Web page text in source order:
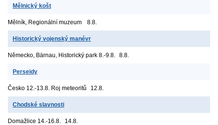
Mělnický košt
Mělník, Regionální muzeum 8.8.
Historický vojenský manévr
Německo, Bärnau, Historický park 8.-9.8. 8.8.
Perseidy
Česko 12.-13.8. Roj meteoritů 12.8.
Chodské slavnosti
Domažlice 14.-16.8. 14.8.